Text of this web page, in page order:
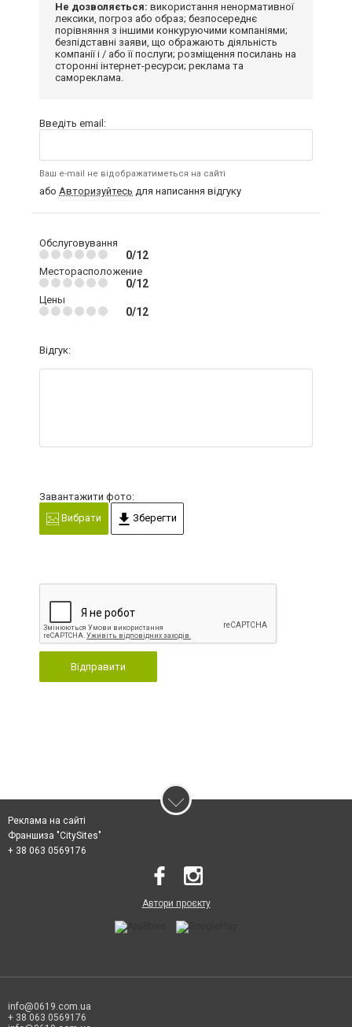
Не дозволяється: використання ненормативної
лексики, погроз або образ; безпосереднє
порівняння з іншими конкуруючими компаніями;
безпідставні заяви, що ображають діяльність
компанії і / або її послуги; розміщення посилань на
сторонні інтернет-ресурси; реклама та
самореклама.
Введіть email:
Ваш e-mail не відображатиметься на сайті
або Авторизуйтесь для написання відгуку
Обслуговування
0/12
Месторасположение
0/12
Цены
0/12
Відгук:
Завантажити фото:
Вибрати
Зберегти
Відправити
Реклама на сайті
Франшиза "CitySites"
+ 38 063 0569176
Автори проєкту
info@0619.com.ua
+ 38 063 0569176